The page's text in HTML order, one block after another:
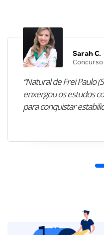
Sarah C.
“Natural de Frei Paulo
enxergou os estudos
para conquistar